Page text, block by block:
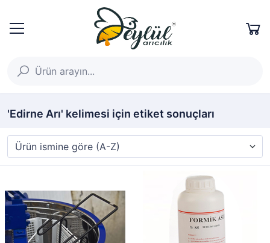
'Edirne Arı' kelimesi için etiket sonuçları